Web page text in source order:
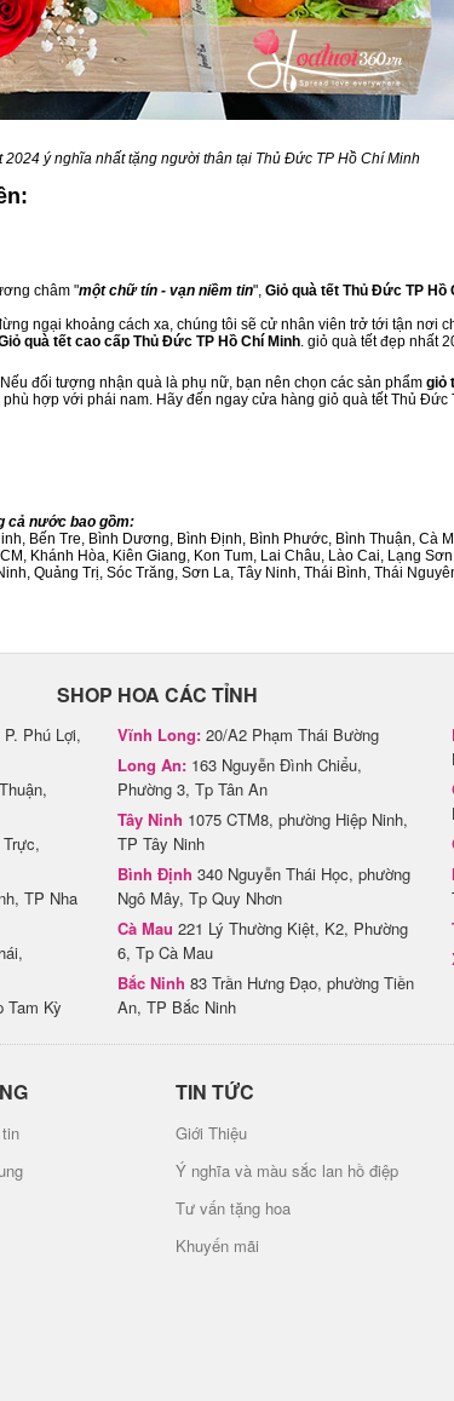
2024 ý nghĩa nhất tặng người thân tại Thủ Đức TP Hồ Chí Minh
châm "một chữ tín - vạn niềm tin", Giỏ quà tết Thủ Đức TP Hồ
ngại khoảng cách xa, chúng tôi sẽ cử nhân viên trở tới tận nơi
quà tết cao cấp Thủ Đức TP Hồ Chí Minh. giỏ quà tết đẹp nhất
đối tượng nhận quà là phụ nữ, bạn nên chọn các sản phẩm giỏ
hợp với phái nam. Hãy đến ngay cửa hàng giỏ quà tết Thủ
cả nước bao gồm:
Bến Tre, Bình Dương, Bình Định, Bình Phước, Bình Thuận,
Khánh Hòa, Kiên Giang, Kon Tum, Lai Châu, Lào Cai, Lạng
Quảng Trị, Sóc Trăng, Sơn La, Tây Ninh, Thái Bình, Thái
SHOP HOA CÁC TỈNH
Phú Lợi,
TP Nha
Tam Kỳ
Vĩnh Long: 20/A2 Phạm Thái Bường
Long An: 163 Nguyễn Đình Chiểu,
Phường 3, Tp Tân An
Tây Ninh 1075 CTM8, phường Hiệp Ninh,
TP Tây Ninh
Bình Định 340 Nguyễn Thái Học, phường
Ngô Mây, Tp Quy Nhơn
Cà Mau 221 Lý Thường Kiệt, K2, Phường
6, Tp Cà Mau
Bắc Ninh 83 Trần Hưng Đạo, phường Tiền
An, TP Bắc Ninh
TIN TỨC
Giới Thiệu
Ý nghĩa và màu sắc lan hồ điệp
Tư vấn tặng hoa
Khuyến mãi